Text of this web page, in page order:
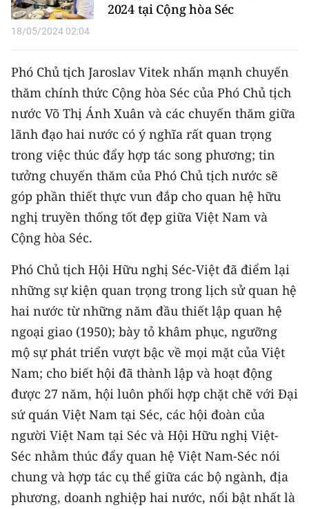
2024 tại Cộng hòa Séc
18/05/2024 02:04
Phó Chủ tịch Jaroslav Vitek nhấn mạnh chuyến
thăm chính thức Cộng hòa Séc của Phó Chủ tịch
nước Võ Thị Ánh Xuân và các chuyến thăm giữa
lãnh đạo hai nước có ý nghĩa rất quan trọng
trong việc thúc đẩy hợp tác song phương; tin
tưởng chuyến thăm của Phó Chủ tịch nước sẽ
góp phần thiết thực vun đắp cho quan hệ hữu
nghị truyền thống tốt đẹp giữa Việt Nam và
Cộng hòa Séc.
Phó Chủ tịch Hội Hữu nghị Séc-Việt đã điểm lại
những sự kiện quan trọng trong lịch sử quan hệ
hai nước từ những năm đầu thiết lập quan hệ
ngoại giao (1950); bày tỏ khâm phục, ngưỡng
mộ sự phát triển vượt bậc về mọi mặt của Việt
Nam; cho biết hội đã thành lập và hoạt động
được 27 năm, hội luôn phối hợp chặt chẽ với Đại
sứ quán Việt Nam tại Séc, các hội đoàn của
người Việt Nam tại Séc và Hội Hữu nghị Việt-
Séc nhằm thúc đẩy quan hệ Việt Nam-Séc nói
chung và hợp tác cụ thể giữa các bộ ngành, địa
phương, doanh nghiệp hai nước, nổi bật nhất là